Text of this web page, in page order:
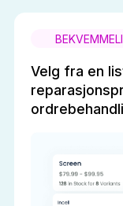
Velg fra en